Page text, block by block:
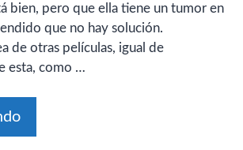
bien, pero que ella tiene un tumor en
que no hay solución.
de otras películas, igual de
esta, como …